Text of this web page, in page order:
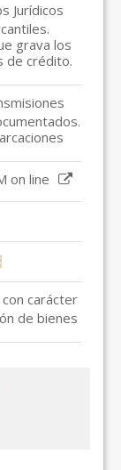
Jurídicos
grava los
de crédito.
on line
carácter
de bienes